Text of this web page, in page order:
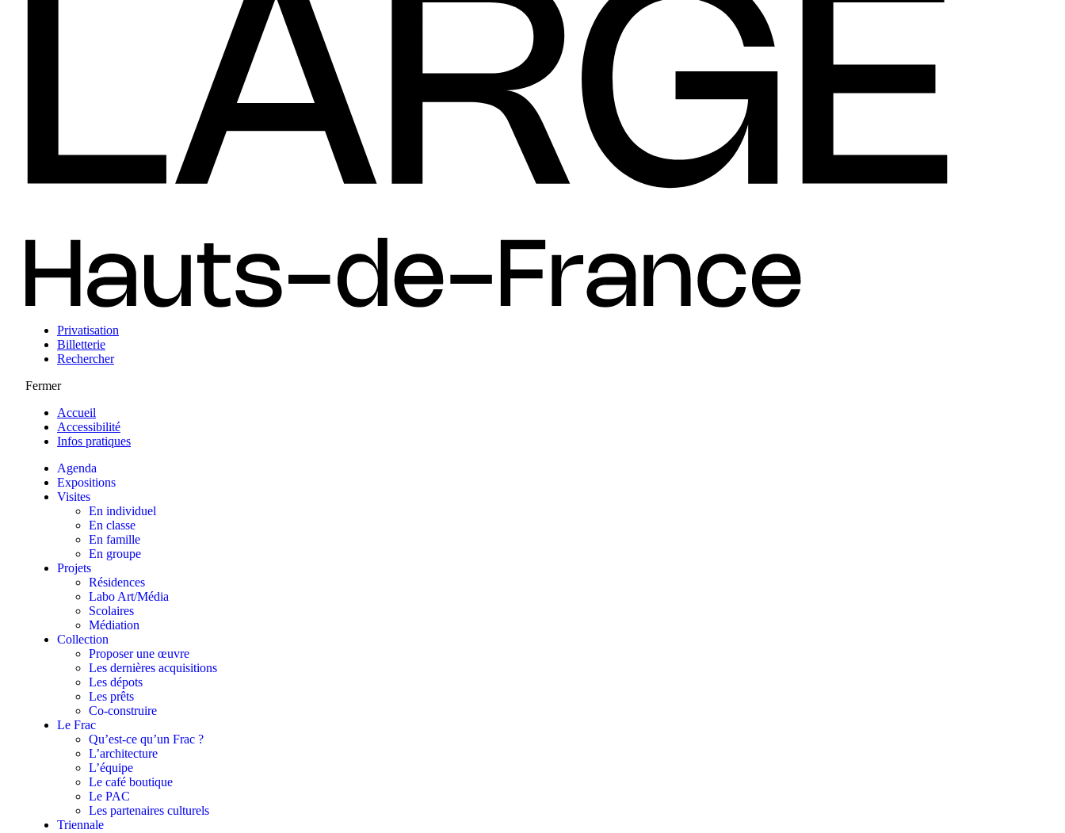
Privatisation
Billetterie
Rechercher
Fermer
Accueil
Accessibilité
Infos pratiques
Agenda
Expositions
Visites
En individuel
En classe
En famille
En groupe
Projets
Résidences
Labo Art/Média
Scolaires
Médiation
Collection
Proposer une œuvre
Les dernières acquisitions
Les dépots
Les prêts
Co-construire
Le Frac
Qu’est-ce qu’un Frac ?
L’architecture
L’équipe
Le café boutique
Le PAC
Les partenaires culturels
Triennale